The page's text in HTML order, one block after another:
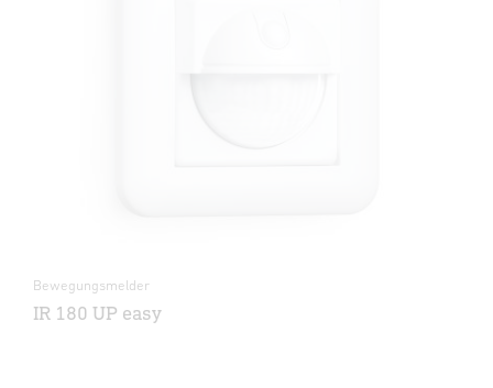
Bewegungsmelder
IR 180 UP easy